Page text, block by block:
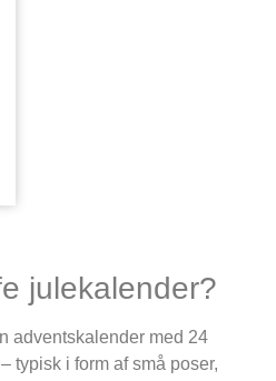
julekalender?
adventskalender med 24
typisk i form af små poser,